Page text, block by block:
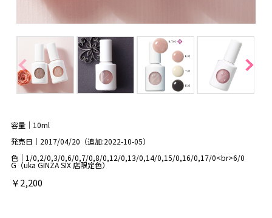
容量｜10ml
発売日｜2017/04/20（追加:2022-10-05）
色｜1/0,2/0,3/0,6/0,7/0,8/0,12/0,13/0,14/0,15/0,16/0,17/0<br>6/0
G（uka GINZA SIX 店限定色）
￥2,200